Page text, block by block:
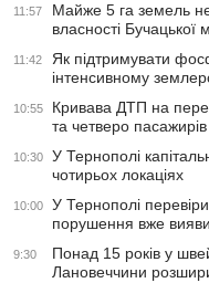
11:57
Майже 5 га земель
власності Бучацької
11:42
Як підтримувати
інтенсивному
10:55
Кривава ДТП на
та четверо пасажирів
10:30
У Тернополі
чотирьох локаціях
10:00
У Тернополі
порушення вже
9:30
Понад 15 років у
Лановеччини